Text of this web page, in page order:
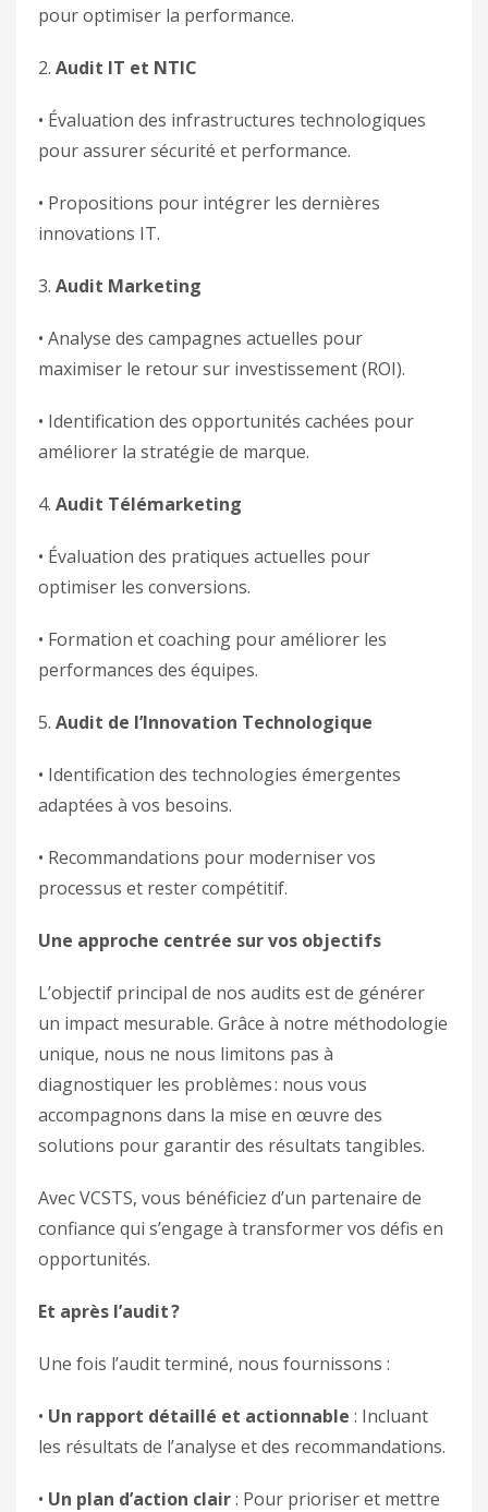
pour optimiser la performance.
2. Audit IT et NTIC
• Évaluation des infrastructures technologiques
pour assurer sécurité et performance.
• Propositions pour intégrer les dernières
innovations IT.
3. Audit Marketing
• Analyse des campagnes actuelles pour
maximiser le retour sur investissement (ROI).
• Identification des opportunités cachées pour
améliorer la stratégie de marque.
4. Audit Télémarketing
• Évaluation des pratiques actuelles pour
optimiser les conversions.
• Formation et coaching pour améliorer les
performances des équipes.
5. Audit de l’Innovation Technologique
• Identification des technologies émergentes
adaptées à vos besoins.
• Recommandations pour moderniser vos
processus et rester compétitif.
Une approche centrée sur vos objectifs
L’objectif principal de nos audits est de générer
un impact mesurable. Grâce à notre méthodologie
unique, nous ne nous limitons pas à
diagnostiquer les problèmes : nous vous
accompagnons dans la mise en œuvre des
solutions pour garantir des résultats tangibles.
Avec VCSTS, vous bénéficiez d’un partenaire de
confiance qui s’engage à transformer vos défis en
opportunités.
Et après l’audit ?
Une fois l’audit terminé, nous fournissons :
• Un rapport détaillé et actionnable : Incluant
les résultats de l’analyse et des recommandations.
• Un plan d’action clair: Pour prioriser et mettre